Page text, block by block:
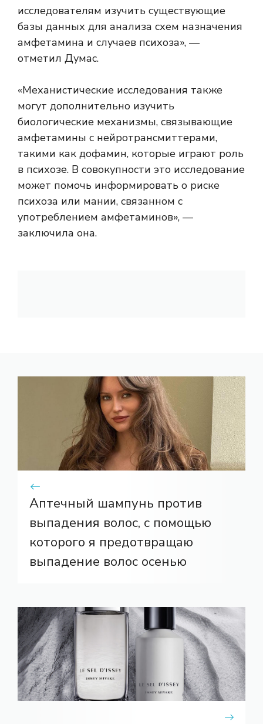
исследователям изучить существующие
базы данных для анализа схем назначения
амфетамина и случаев психоза», —
отметил Думас.
«Механистические исследования также
могут дополнительно изучить
биологические механизмы, связывающие
амфетамины с нейротрансмиттерами,
такими как дофамин, которые играют роль
в психозе. В совокупности это исследование
может помочь информировать о риске
психоза или мании, связанном с
употреблением амфетаминов», —
заключила она.
Аптечный шампунь против
выпадения волос, с помощью
которого я предотвращаю
выпадение волос осенью